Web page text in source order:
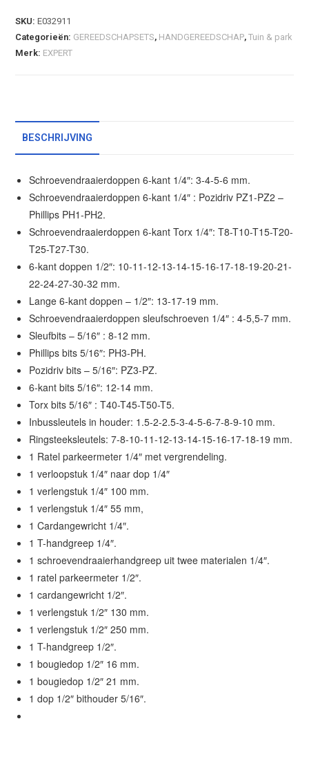
SKU:E032911
Categorieën: GEREEDSCHAPSETS, HANDGEREEDSCHAP,Tuin & park
Merk: EXPERT
BESCHRIJVING
Schroevendraaierdoppen 6-kant 1/4″: 3-4-5-6 mm.
Schroevendraaierdoppen 6-kant 1/4″ : Pozidriv PZ1-PZ2 –
Phillips PH1-PH2.
Schroevendraaierdoppen 6-kant Torx 1/4″: T8-T10-T15-T20-
T25-T27-T30.
6-kant doppen 1/2″: 10-11-12-13-14-15-16-17-18-19-20-21-
22-24-27-30-32 mm.
Lange 6-kant doppen – 1/2″: 13-17-19 mm.
Schroevendraaierdoppen sleufschroeven 1/4″ : 4-5,5-7 mm.
Sleufbits – 5/16″ : 8-12 mm.
Phillips bits 5/16″: PH3-PH.
Pozidriv bits – 5/16″: PZ3-PZ.
6-kant bits 5/16″: 12-14 mm.
Torx bits 5/16″ : T40-T45-T50-T5.
Inbussleutels in houder: 1.5-2-2.5-3-4-5-6-7-8-9-10 mm.
Ringsteeksleutels: 7-8-10-11-12-13-14-15-16-17-18-19 mm.
1 Ratel parkeermeter 1/4″ met vergrendeling.
1 verloopstuk 1/4″ naar dop 1/4″
1 verlengstuk 1/4″ 100 mm.
1 verlengstuk 1/4″ 55 mm,
1 Cardangewricht 1/4″.
1 T-handgreep 1/4″.
1 schroevendraaierhandgreep uit twee materialen 1/4″.
1 ratel parkeermeter 1/2″.
1 cardangewricht 1/2″.
1 verlengstuk 1/2″ 130 mm.
1 verlengstuk 1/2″ 250 mm.
1 T-handgreep 1/2″.
1 bougiedop 1/2″ 16 mm.
1 bougiedop 1/2″ 21 mm.
1 dop 1/2″ bithouder 5/16″.